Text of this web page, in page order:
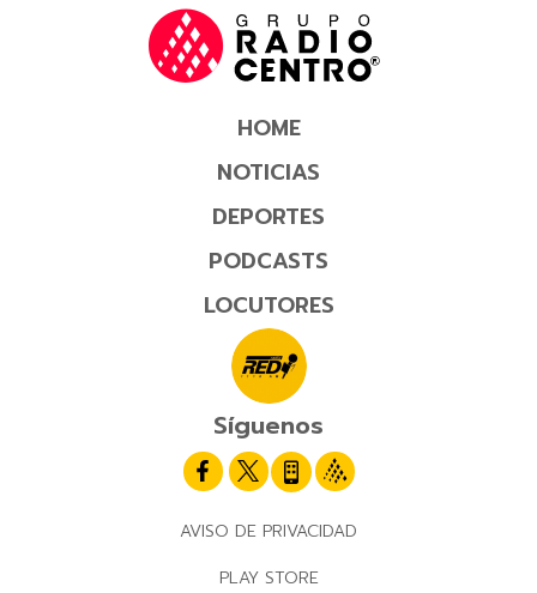
HOME
NOTICIAS
DEPORTES
PODCASTS
LOCUTORES
Síguenos
AVISO DE PRIVACIDAD
PLAY STORE